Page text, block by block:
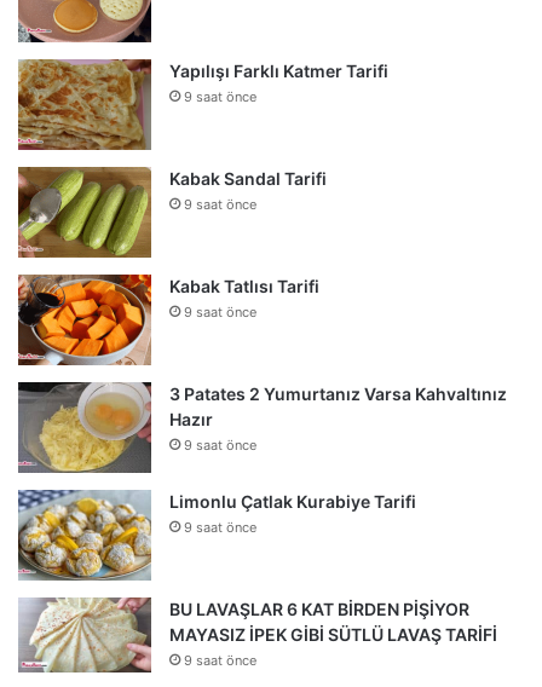
Yapılışı Farklı Katmer Tarifi
9 saat önce
Kabak Sandal Tarifi
9 saat önce
Kabak Tatlısı Tarifi
9 saat önce
3 Patates 2 Yumurtanız Varsa Kahvaltınız
Hazır
9 saat önce
Limonlu Çatlak Kurabiye Tarifi
9 saat önce
BU LAVAŞLAR 6 KAT BİRDEN PİŞİYOR
MAYASIZ İPEK GİBİ SÜTLÜ LAVAŞ TARİFİ
9 saat önce